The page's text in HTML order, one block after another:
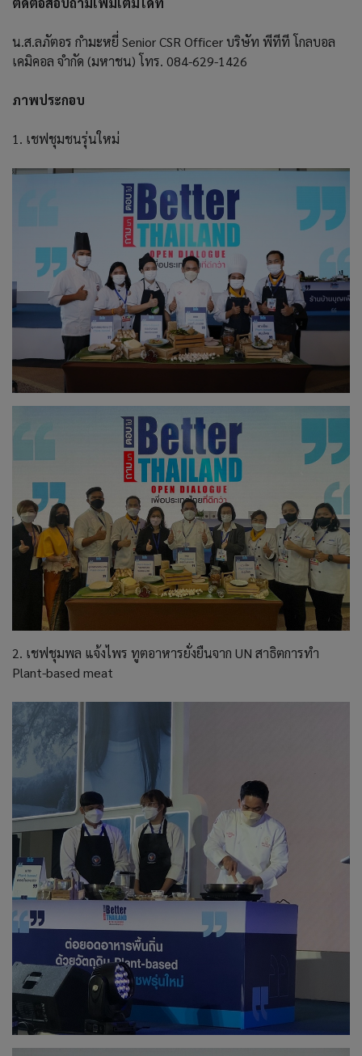
น.ส.ลภัตอร กำมะหยี่ Senior CSR Officer บริษัท พีทีที โกลบอล
เคมิคอล จำกัด (มหาชน) โทร. 084-629-1426
ภาพประกอบ
1. เชฟชุมชนรุ่นใหม่
2. เชฟชุมพล แจ้งไพร ทูตอาหารยั่งยืนจาก UN สาธิตการทำ
Plant-based meat